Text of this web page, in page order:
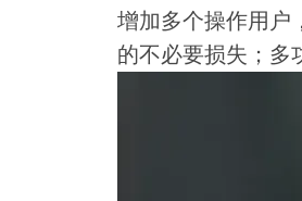
增加多个操作用户
的不必要损失；多